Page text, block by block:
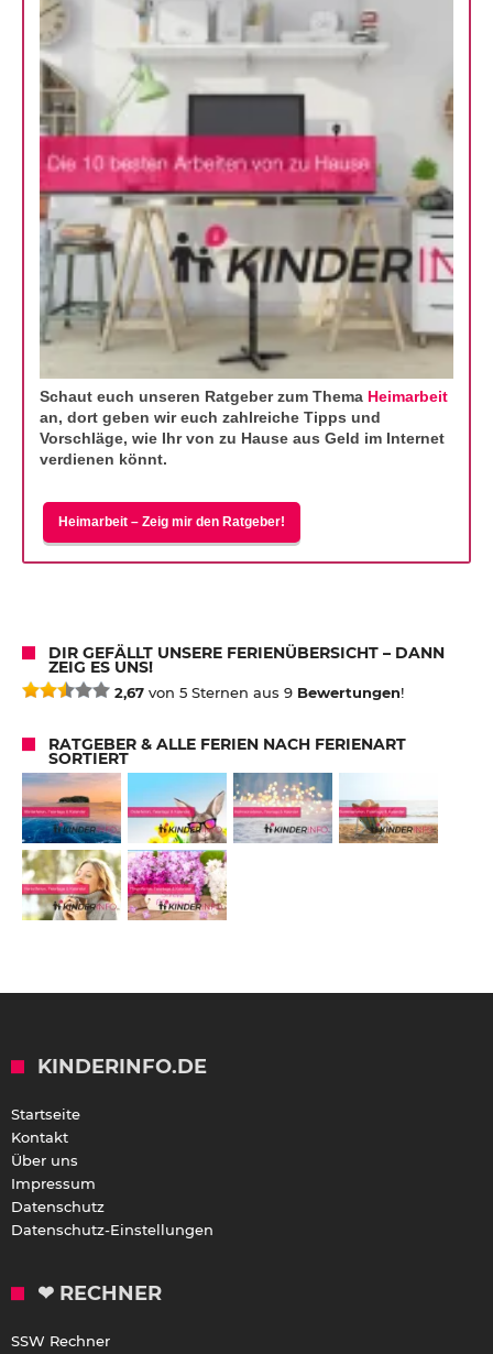
Schaut euch unseren Ratgeber zum Thema Heimarbeit
an, dort geben wir euch zahlreiche Tipps und
Vorschläge, wie Ihr von zu Hause aus Geld im Internet
verdienen könnt.
Heimarbeit – Zeig mir den Ratgeber!
DIR GEFÄLLT UNSERE FERIENÜBERSICHT – DANN
ZEIG ES UNS!
2,67 von 5 Sternen aus 9 Bewertungen!
RATGEBER & ALLE FERIEN NACH FERIENART
SORTIERT
KINDERINFO.DE
Startseite
Kontakt
Über uns
Impressum
Datenschutz
Datenschutz-Einstellungen
❤ RECHNER
SSW Rechner